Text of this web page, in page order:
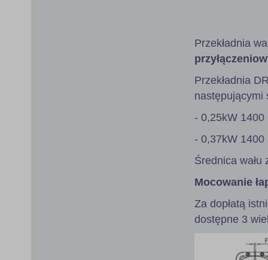
Przekładnia
Przekładnia
następującymi
- 0,25kW 1400
- 0,37kW 1400
Średnica wału
Mocowanie
Za dopłatą
dostępne 3